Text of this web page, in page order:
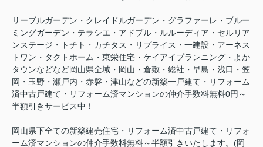
リーブルガーデン・クレイドルガーデン・グラファーレ・ブルー
ミングガーデン・テラシエ・アドブル・ルルーディア・セルリア
ンステージ・トチト・カチタス・リプライス・一建設・アーネス
トワン・タクトホーム・東栄住宅・ケイアイプランニング・よか
タウンなどなど岡山県全域・岡山・倉敷・総社・早島・浅口・笠
岡・玉野・瀬戸内・赤磐・津山などの新築一戸建て・リフォーム
済中古戸建て・リフォーム済マンションの仲介手数料無料0円～
半額引きサービス中！
岡山県下全ての新築建売住宅・リフォーム済中古戸建て・リフォ
ーム済マンションの仲介手数料無料～半額引きいたします。(岡